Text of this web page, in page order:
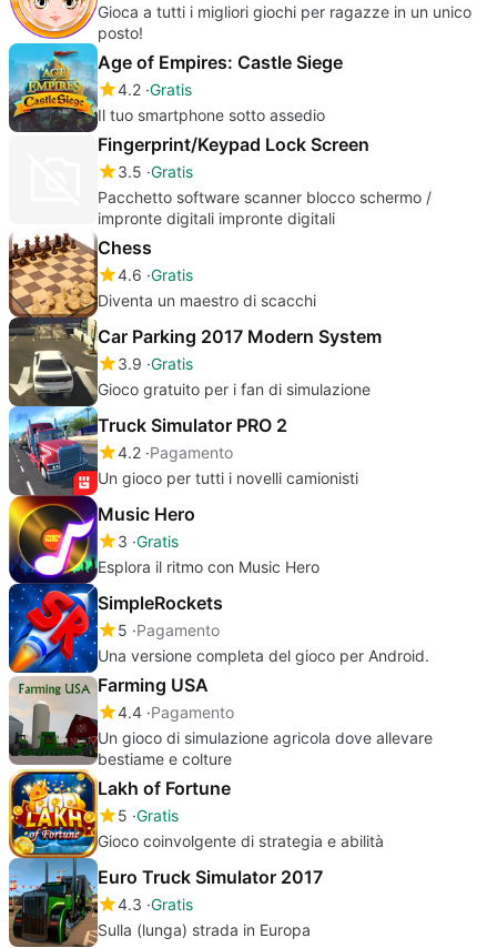
Gioca a tutti i migliori giochi per ragazze in un unico
posto!
Age of Empires: Castle Siege
4.2 Gratis
Il tuo smartphone sotto assedio
Fingerprint/Keypad Lock Screen
3.5 Gratis
Pacchetto software scanner blocco schermo /
impronte digitali impronte digitali
Chess
4.6 Gratis
Diventa un maestro di scacchi
Car Parking 2017 Modern System
3.9 Gratis
Gioco gratuito per i fan di simulazione
Truck Simulator PRO 2
4.2 Pagamento
Un gioco per tutti i novelli camionisti
Music Hero
3 Gratis
Esplora il ritmo con Music Hero
SimpleRockets
5 Pagamento
Una versione completa del gioco per Android.
Farming USA
4.4 Pagamento
Un gioco di simulazione agricola dove allevare
bestiame e colture
Lakh of Fortune
5 Gratis
Gioco coinvolgente di strategia e abilità
Euro Truck Simulator 2017
4.3 Gratis
Sulla (lunga) strada in Europa